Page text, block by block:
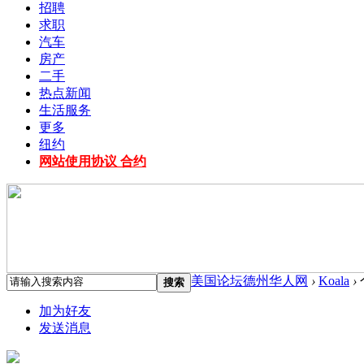
招聘
求职
汽车
房产
二手
热点新闻
生活服务
更多
纽约
网站使用协议 合约
搜索 美国论坛德州华人网 › Koala ›
加为好友
发送消息